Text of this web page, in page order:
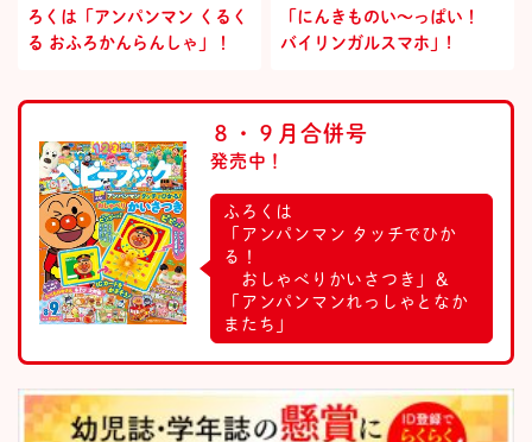
ろくは「アンパンマン くるく
る おふろかんらんしゃ」！
「にんきものい～っぱい！
バイリンガルスマホ」!
８・９月合併号
発売中！
ふろくは
「アンパンマン タッチでひか
る！
おしゃべりかいさつき」＆
「アンパンマンれっしゃとなか
またち」